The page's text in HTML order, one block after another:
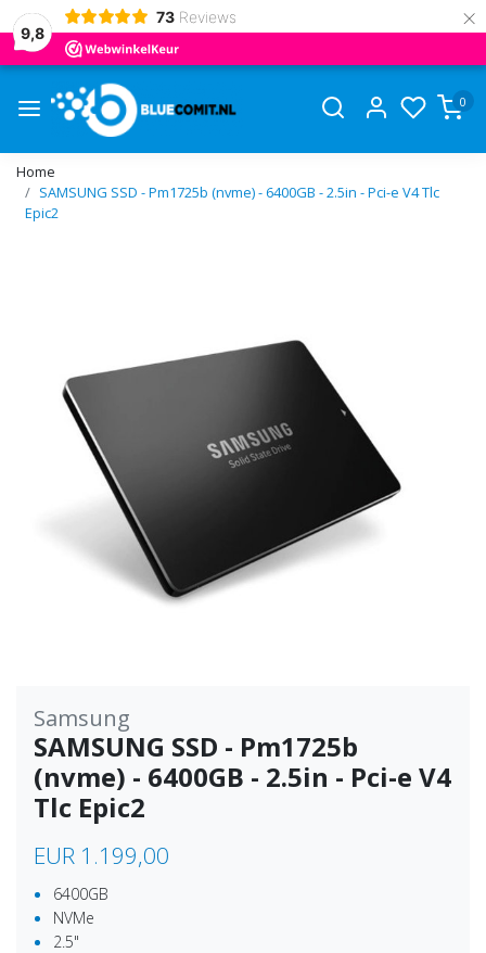
9,8
73 Reviews ×
0
Home
SAMSUNG SSD - Pm1725b (nvme) - 6400GB - 2.5in - Pci-e V4 Tlc
Epic2
Samsung
SAMSUNG SSD - Pm1725b
(nvme) - 6400GB - 2.5in - Pci-e V4
Tlc Epic2
EUR 1.199,00
6400GB
NVMe
2.5"